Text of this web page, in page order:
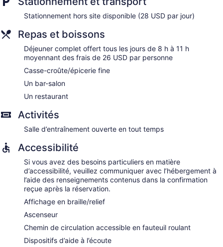
Stationnement hors site disponible (28 USD par jour)
Repas et boissons
Déjeuner complet offert tous les jours de 8 h à 11 h
moyennant des frais de 26 USD par personne
Casse-croûte/épicerie fine
Un bar-salon
Un restaurant
Activités
Salle d’entraînement ouverte en tout temps
Accessibilité
Si vous avez des besoins particuliers en matière
d’accessibilité, veuillez communiquer avec l’hébergement à
l’aide des renseignements contenus dans la confirmation
reçue après la réservation.
Affichage en braille/relief
Ascenseur
Chemin de circulation accessible en fauteuil roulant
Dispositifs d’aide à l’écoute